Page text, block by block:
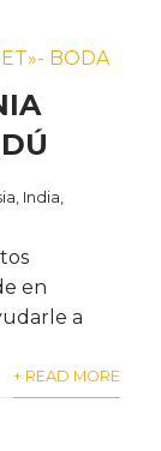
India
en
a
+ READ MORE